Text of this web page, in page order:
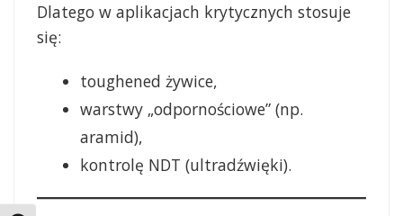
Dlatego w aplikacjach krytycznych stosuje
się:
toughened żywice,
warstwy „odpornościowe” (np.
aramid),
kontrolę NDT (ultradźwięki).